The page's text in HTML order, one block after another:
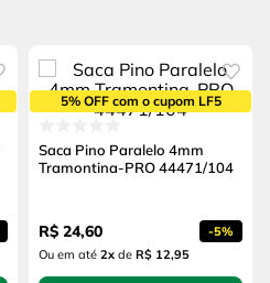
5% OFF com o cupom LF5
Saca Pino Paralelo 4mm
Tramontina-PRO 44471/104
R$ 24,60 -5%
Ou em até 2x de R$ 12,95